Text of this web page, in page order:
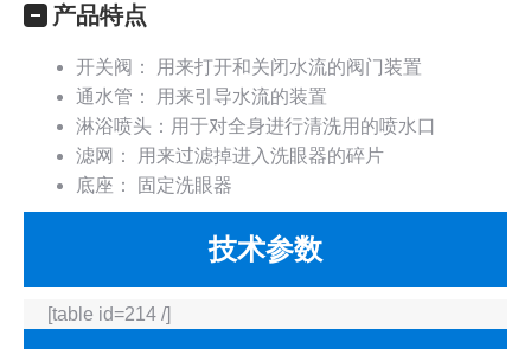
产品特点
开关阀： 用来打开和关闭水流的阀门装置
通水管： 用来引导水流的装置
淋浴喷头：用于对全身进行清洗用的喷水口
滤网： 用来过滤掉进入洗眼器的碎片
底座： 固定洗眼器
技术参数
[table id=214 /]